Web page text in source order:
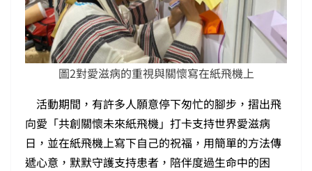
圖2對愛滋病的重視與關懷寫在紙飛機上
活動期間，有許多人願意停下匆忙的腳步，摺出飛
向愛「共創關懷未來紙飛機」打卡支持世界愛滋病
日，並在紙飛機上寫下自己的祝福，用簡單的方法傳
遞心意，默默守護支持患者，陪伴度過生命中的困